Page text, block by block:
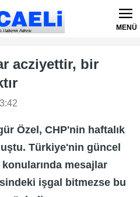
MENÜ
acziyettir, bir
Özel, CHP'nin haftalık
Türkiye'nin güncel
mesajlar
işgal bitmezse bu